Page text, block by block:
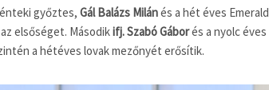
győztes, Gál Balázs Milánés a hét éves Emerald
elsőséget. Másodikifj. Szabó Gáborés a nyolc éves
a hétéves lovak mezőnyét erősítik.